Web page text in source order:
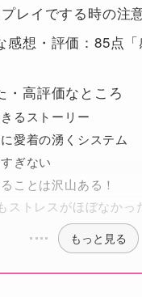
レイでする時の注
感想・評価：85点
・高評価なところ
るストーリー
愛着の湧くシステム
ぎない
ことは沢山ある！
トレスがほぼなかっ
もっと見る